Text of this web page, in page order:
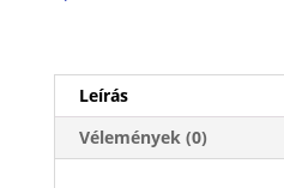
Leírás
Vélemények (0)